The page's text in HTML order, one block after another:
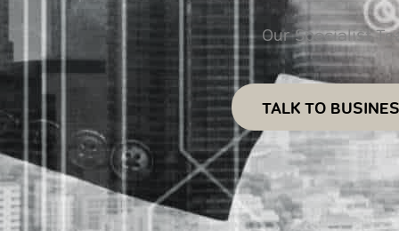
Our Specialist
TALK TO